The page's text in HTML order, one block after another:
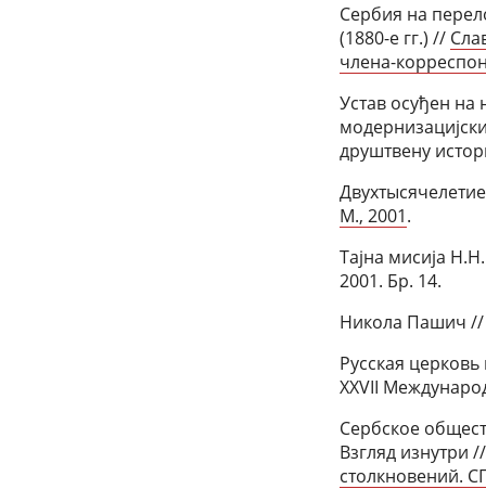
Сербия на
(1880-е гг.) //
члена-
Устав осуђен на
друштвену
М., 2001.
Тајна мисија
2001. Бр. 14.
Никола Пашич
Русская
XXVII
Сербское
Взгляд изнутри
столкновений.